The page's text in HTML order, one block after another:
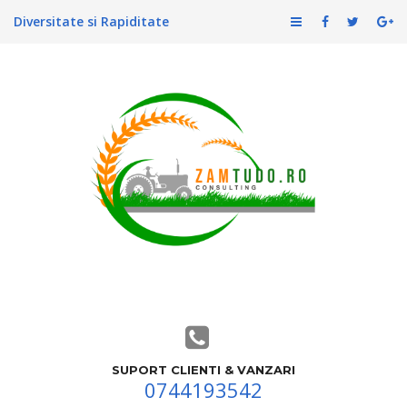
Diversitate si Rapiditate
SUPORT CLIENTI & VANZARI
0744193542